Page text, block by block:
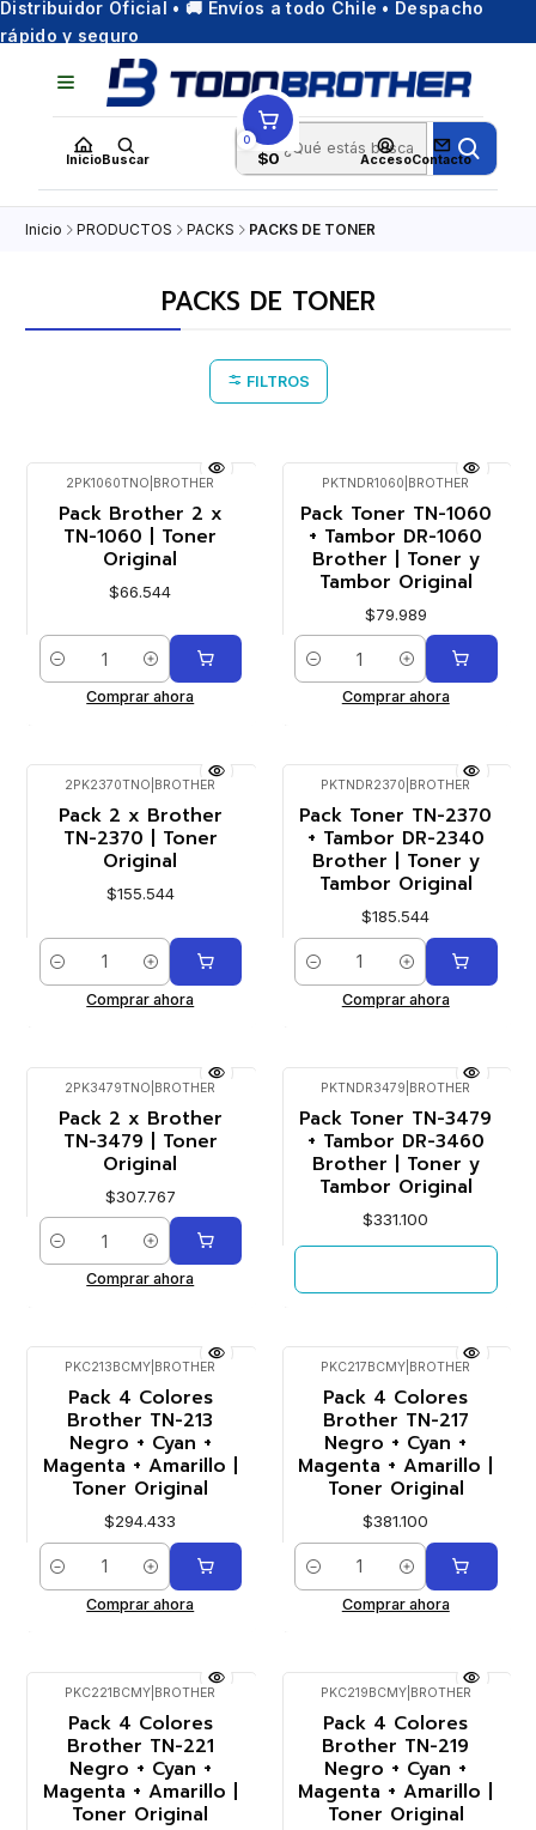
Distribuidor Oficial • 🚚 Envíos a todo Chile • Despacho
rápido y seguro
InicioBuscar
0
$0 AccesoContacto
Inicio PRODUCTOS PACKS PACKS DE TONER
PACKS DE TONER
FILTROS
2PK1060TNO BROTHER
Pack Brother 2 x
TN-1060 | Toner
Original
$66.544
Cantidad
Comprar ahora
PKTNDR1060 BROTHER
Pack Toner TN-1060
+ Tambor DR-1060
Brother | Toner y
Tambor Original
$79.989
Cantidad
Comprar ahora
2PK2370TNO BROTHER
Pack 2 x Brother
TN-2370 | Toner
Original
$155.544
Cantidad
Comprar ahora
PKTNDR2370 BROTHER
Pack Toner TN-2370
+ Tambor DR-2340
Brother | Toner y
Tambor Original
$185.544
Cantidad
Comprar ahora
2PK3479TNO BROTHER
Pack 2 x Brother
TN-3479 | Toner
Original
$307.767
Cantidad
Comprar ahora
PKTNDR3479 BROTHER
Pack Toner TN-3479
+ Tambor DR-3460
Brother | Toner y
Tambor Original
$331.100
PKC213BCMY BROTHER
Pack 4 Colores
Brother TN-213
Negro + Cyan +
Magenta + Amarillo |
Toner Original
$294.433
Cantidad
Comprar ahora
PKC217BCMY BROTHER
Pack 4 Colores
Brother TN-217
Negro + Cyan +
Magenta + Amarillo |
Toner Original
$381.100
Cantidad
Comprar ahora
PKC221BCMY BROTHER
Pack 4 Colores
Brother TN-221
Negro + Cyan +
Magenta + Amarillo |
Toner Original
PKC219BCMY| BROTHER
Pack 4 Colores
Brother TN-219
Negro + Cyan +
Magenta + Amarillo |
Toner Original